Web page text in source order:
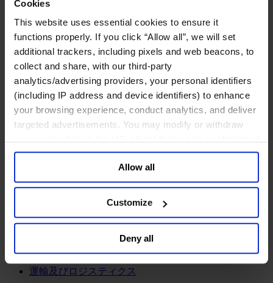
Cookies
This website uses essential cookies to ensure it
functions properly. If you click “Allow all”, we will set
additional trackers, including pixels and web beacons, to
collect and share, with our third-party
analytics/advertising providers, your personal identifiers
(including IP address and device identifiers) to enhance
your browsing experience, conduct analytics, and deliver
targeted advertisements. You may modify or withdraw
your data for targeted advertising, by clicking “Do Not
Sell or Share My Personal Information” in the footer of
the website. You must opt-out of each device and each
browser. For additional information and retention terms
general collection and use of personal information see
Allow all
Customize
Deny all
鉱業・金属
金融サービス
アセットマネジメント
ウェルスマネジメント
デジタル資産、暗号資産、Web3
プライベート・エクイティ
リスクマネジメント
保険
政府系投資ファンド
金融テクノロジー（フィンテック）
サービス
ビジネスサービス
プロフェッショナルサービス
ホスピタリティ、旅行・レジャー
運輸及びロジスティクス